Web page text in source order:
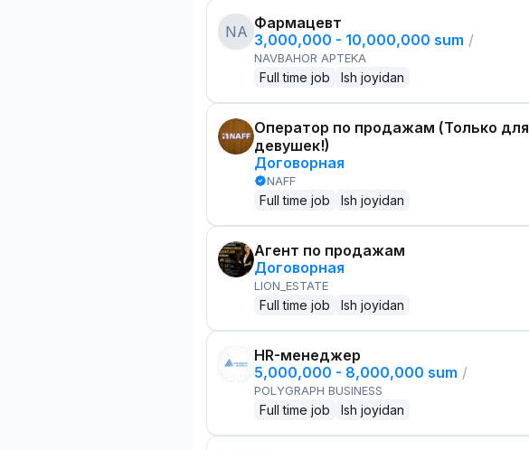
NA Фармацевт
3,000,000 - 10,000,000 sum /
NAVBAHOR APTEKA
Full time job Ish joyidan
Оператор по продажам (Только для
девушек!)
Договорная
NAFF
Full time job Ish joyidan
Агент по продажам
Договорная
LION_ESTATE
Full time job Ish joyidan
HR-менеджер
5,000,000 - 8,000,000 sum /
POLYGRAPH BUSINESS
Full time job Ish joyidan